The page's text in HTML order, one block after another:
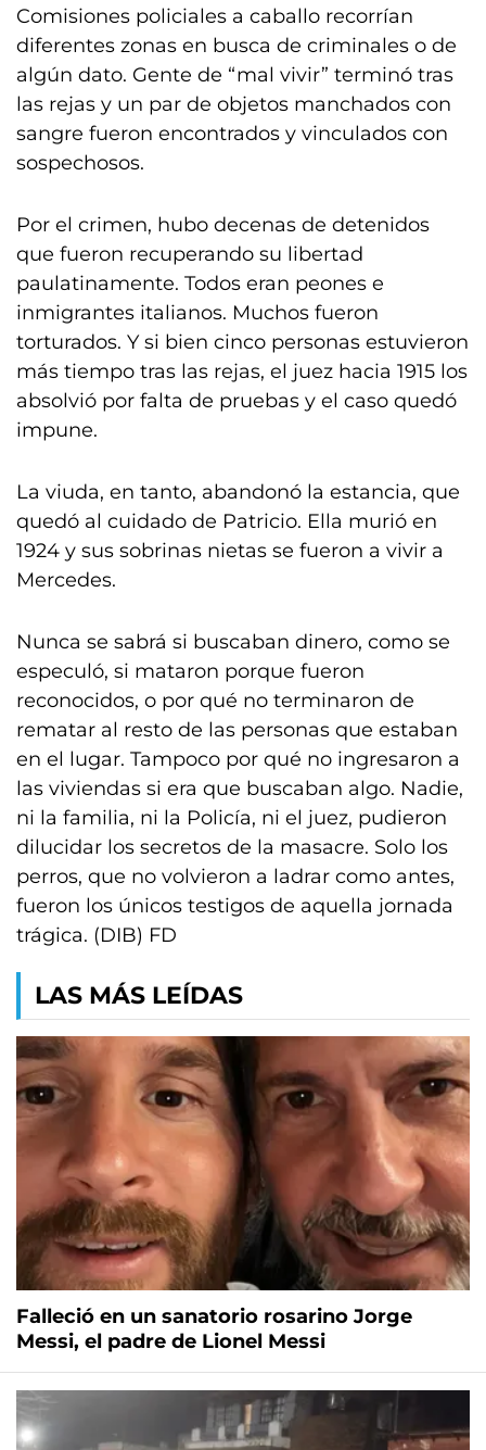
Comisiones policiales a caballo recorrían
diferentes zonas en busca de criminales o de
algún dato. Gente de “mal vivir” terminó tras
las rejas y un par de objetos manchados con
sangre fueron encontrados y vinculados con
sospechosos.
Por el crimen, hubo decenas de detenidos
que fueron recuperando su libertad
paulatinamente. Todos eran peones e
inmigrantes italianos. Muchos fueron
torturados. Y si bien cinco personas estuvieron
más tiempo tras las rejas, el juez hacia 1915 los
absolvió por falta de pruebas y el caso quedó
impune.
La viuda, en tanto, abandonó la estancia, que
quedó al cuidado de Patricio. Ella murió en
1924 y sus sobrinas nietas se fueron a vivir a
Mercedes.
Nunca se sabrá si buscaban dinero, como se
especuló, si mataron porque fueron
reconocidos, o por qué no terminaron de
rematar al resto de las personas que estaban
en el lugar. Tampoco por qué no ingresaron a
las viviendas si era que buscaban algo. Nadie,
ni la familia, ni la Policía, ni el juez, pudieron
dilucidar los secretos de la masacre. Solo los
perros, que no volvieron a ladrar como antes,
fueron los únicos testigos de aquella jornada
trágica. (DIB) FD
LAS MÁS LEÍDAS
Falleció en un sanatorio rosarino Jorge
Messi, el padre de Lionel Messi